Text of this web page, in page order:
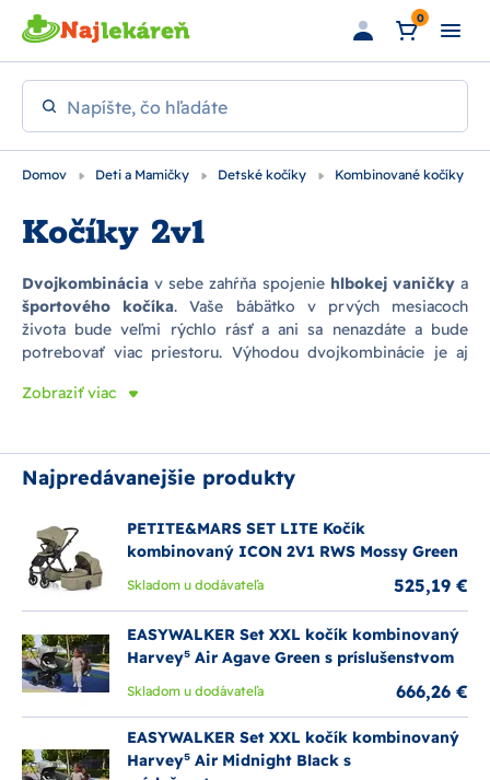
Preskočiť na hlavný obsah 0
Napíšte, čo hľadáte
Domov Deti a Mamičky Detské kočíky Kombinované kočíky
Kočíky 2v1
Dvojkombinácia v sebe zahŕňa spojenie hlbokej vaničkya
športového kočíka. Vaše bábätko v prvých mesiacoch
života bude veľmi rýchlo rásť a ani sa nenazdáte a bude
potrebovať viac priestoru. Výhodou dvojkombinácie je aj
nemusíte skladovať doma dve konštrukcie ale len vymeníte
nastavením upraviť na športovú časť a tým Vám odpadne aj
nutnosť skladovania hlbokej časti.
k mnohým modelom sú rôznedarčeky navyše
nejeden rodič.
Zobraziť viac
Najpredávanejšie produkty
PETITE&MARS SET LITE Kočík
kombinovaný ICON 2V1 RWS Mossy Green
Skladom u dodávateľa 525,19 €
EASYWALKER Set XXL kočík kombinovaný
Harvey⁵ Air Agave Green s príslušenstvom
Skladom u dodávateľa 666,26 €
EASYWALKER Set XXL kočík kombinovaný
Harvey⁵ Air Midnight Black s